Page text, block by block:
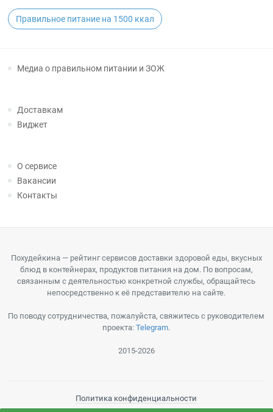
Правильное питание на 1500 ккал
Медиа о правильном питании и ЗОЖ
Доставкам
Виджет
О сервисе
Вакансии
Контакты
Похудейкина — рейтинг сервисов доставки здоровой еды, вкусных
блюд в контейнерах, продуктов питания на дом. По вопросам,
связанным с деятельностью конкретной службы, обращайтесь
непосредственно к её представителю на сайте.
По поводу сотрудничества, пожалуйста, свяжитесь с руководителем
проекта:Telegram.
2015-2026
Политика конфиденциальности